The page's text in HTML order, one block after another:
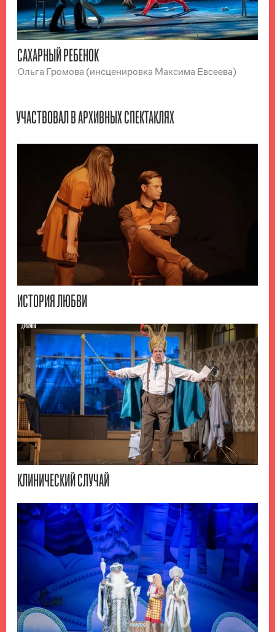
САХАРНЫЙ РЕБЕНОК
Ольга Громова (инсценировка Максима Евсеева)
УЧАСТВОВАЛ В АРХИВНЫХ СПЕКТАКЛЯХ
ИСТОРИЯ ЛЮБВИ
КЛИНИЧЕСКИЙ СЛУЧАЙ